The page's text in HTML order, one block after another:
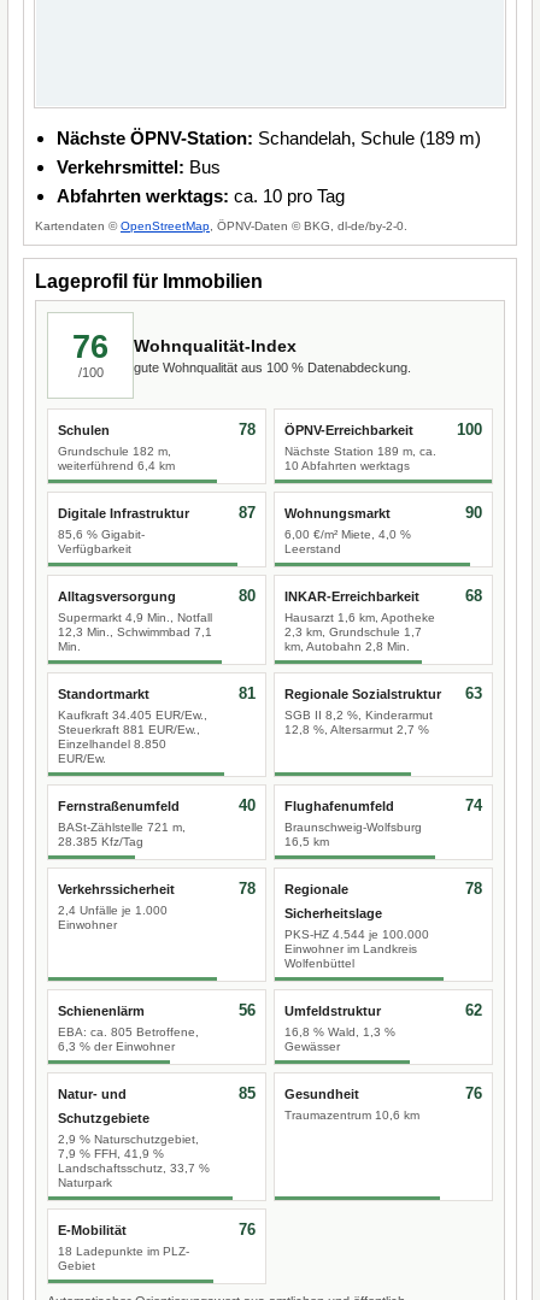
Nächste ÖPNV-Station: Schandelah, Schule (189 m)
Verkehrsmittel: Bus
Abfahrten werktags: ca. 10 pro Tag
Kartendaten ©OpenStreetMap , ÖPNV-Daten © BKG, dl-de/by-2-0.
Lageprofil für Immobilien
76
/100
Wohnqualität-Index
gute Wohnqualität aus 100 % Datenabdeckung.
Schulen
Grundschule 182 m,
weiterführend 6,4 km
78 ÖPNV-Erreichbarkeit
Nächste Station 189 m, ca.
10 Abfahrten werktags
100
Digitale Infrastruktur
85,6 % Gigabit-
Verfügbarkeit
87 Wohnungsmarkt
6,00 €/m² Miete, 4,0 %
Leerstand
90
Alltagsversorgung
Supermarkt 4,9 Min., Notfall
12,3 Min., Schwimmbad 7,1
Min.
80 INKAR-Erreichbarkeit
Hausarzt 1,6 km, Apotheke
2,3 km, Grundschule 1,7
km, Autobahn 2,8 Min.
68
Standortmarkt
Kaufkraft 34.405 EUR/Ew.,
Steuerkraft 881 EUR/Ew.,
Einzelhandel 8.850
EUR/Ew.
81 Regionale Sozialstruktur
SGB II 8,2 %, Kinderarmut
12,8 %, Altersarmut 2,7 %
63
Fernstraßenumfeld
BASt-Zählstelle 721 m,
28.385 Kfz/Tag
40 Flughafenumfeld
Braunschweig-Wolfsburg
16,5 km
74
Verkehrssicherheit
2,4 Unfälle je 1.000
Einwohner
78
Regionale
Sicherheitslage
PKS-HZ 4.544 je 100.000
Einwohner im Landkreis
Wolfenbüttel
78
Schienenlärm
EBA: ca. 805 Betroffene,
6,3 % der Einwohner
56 Umfeldstruktur
16,8 % Wald, 1,3 %
Gewässer
62
Natur- und
Schutzgebiete
2,9 % Naturschutzgebiet,
7,9 % FFH, 41,9 %
Landschaftsschutz, 33,7 %
Naturpark
85 Gesundheit
Traumazentrum 10,6 km
76
E-Mobilität
18 Ladepunkte im PLZ-
Gebiet
76